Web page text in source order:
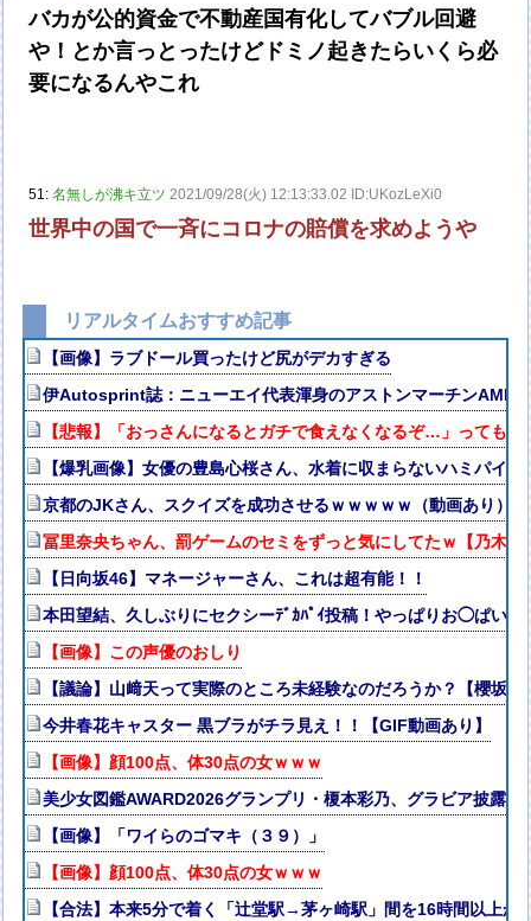
バカが公的資金で不動産国有化してバブル回避
や！とか言っとったけどドミノ起きたらいくら必
要になるんやこれ
51:名無しが沸キ立ツ 2021/09/28(火) 12:13:33.02 ID:UKozLeXi0
世界中の国で一斉にコロナの賠償を求めようや
リアルタイムおすすめ記事
【画像】ラブドール買ったけど尻がデカすぎる
伊Autosprint誌：ニューエイ代表渾身のアストンマーチン
【悲報】「おっさんになるとガチで食えなくなるぞ…」ってもの
【爆乳画像】女優の豊島心桜さん、水着に収まらないハミパイ
京都のJKさん、スクイズを成功させるｗｗｗｗｗ（動画あり）
冨里奈央ちゃん、罰ゲームのセミをずっと気にしてたｗ【乃木坂
【日向坂46】マネージャーさん、これは超有能！！
本田望結、久しぶりにセクシーﾃﾞｶﾊﾟｲ投稿！やっぱりお◯ぱいで
【画像】この声優のおしり
【議論】山﨑天って実際のところ未経験なのだろうか？【櫻坂46
今井春花キャスター 黒ブラがチラ見え！！【GIF動画あり】
【画像】顔100点、体30点の女ｗｗｗ
美少女図鑑AWARD2026グランプリ・榎本彩乃、グラビア披露！
【画像】「ワイらのゴマキ（３９）」
【画像】顔100点、体30点の女ｗｗｗ
【合法】本来5分で着く「辻堂駅→茅ヶ崎駅」間を16時間以上か